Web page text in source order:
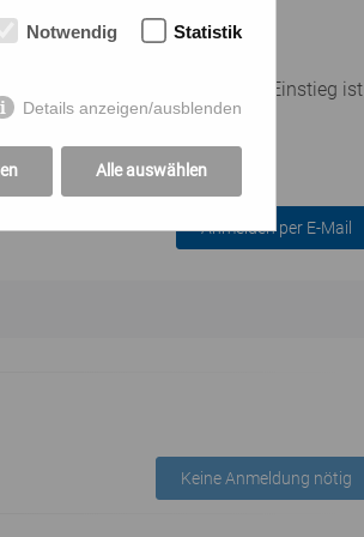
Teilnehmer:innenanzahl. Ein Einstieg ist
Anmelden per E-Mail
Keine Anmeldung nötig
Notwendig Statistik
Details anzeigen/ausblenden
Alle auswählen